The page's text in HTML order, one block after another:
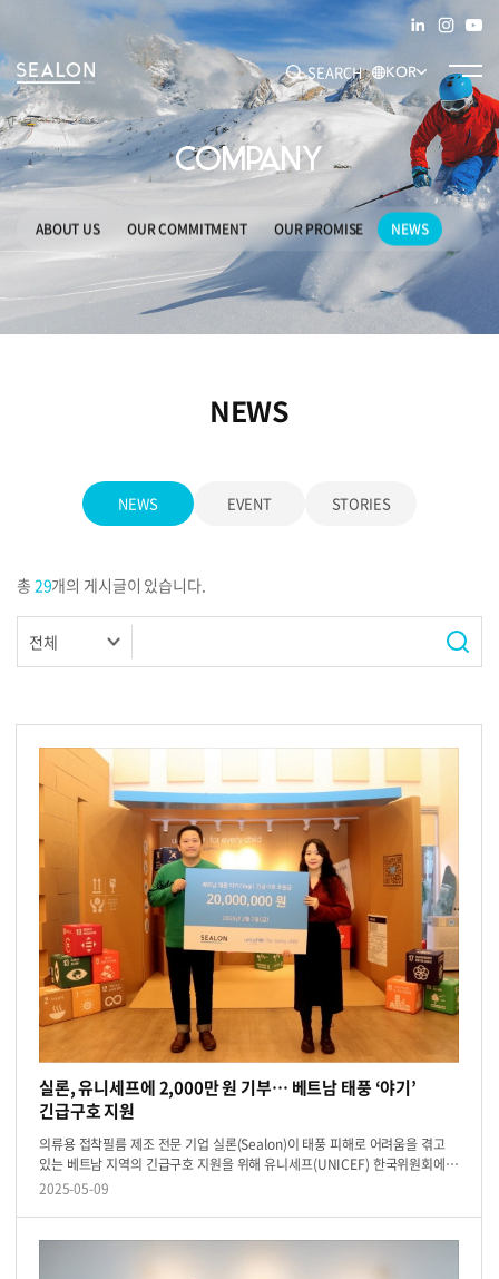
SEARCH
추천 키워드
#SEAM TAPE #SPECIALTY
KOR
COMPANY
ABOUT US OUR COMMITMENT OUR PROMISE NEWS
NEWS
NEWS EVENT STORIES
총 29개의 게시글이 있습니다.
실론, 유니세프에 2,000만 원 기부… 베트남 태풍 ‘야기’
긴급구호 지원
의류용 접착필름 제조 전문 기업 실론(Sealon)이 태풍 피해로 어려움을 겪고
있는 베트남 지역의 긴급구호 지원을 위해 유니세프(UNICEF) 한국위원회에
2,000만 원의 기부금을 전달했다.이번 기부금은 베트남을 강타한 태풍 ‘야기
2025-05-09